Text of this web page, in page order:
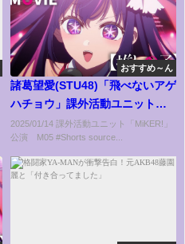
おすすめ～ん
諸葛望愛(STU48)「飛べないアゲ
ハチョウ」課外活動ユニット
「MiKER!」公演 #STU48
2025/01/14 課外活動ユニット「MiKER!」
公演 M05 #Shorts source...